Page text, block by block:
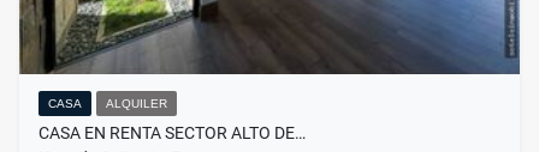
CASA ALQUILER
CASA EN RENTA SECTOR ALTO DE…